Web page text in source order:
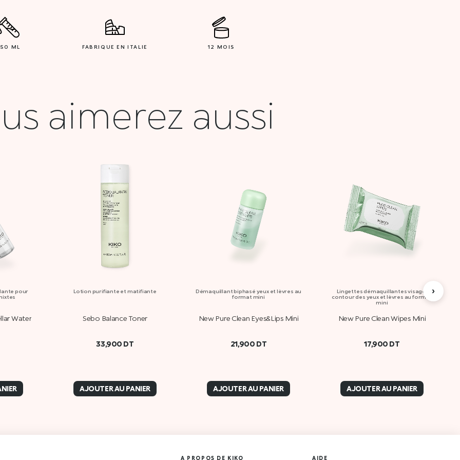
ML FABRIQUE EN ITALIE 12 MOIS
aimerez aussi
pour
Water
Lotion purifiante et matifiante
Sebo Balance Toner
33,900 DT
AJOUTER AU PANIER
Démaquillant biphasé yeux et lèvres au
format mini
New Pure Clean Eyes&Lips Mini
21,900 DT
AJOUTER AU PANIER
Lingettes démaquillantes visage,
contour des yeux et lèvres au format
mini
New Pure Clean Wipes Mini
17,900 DT
AJOUTER AU PANIER
›
A PROPOS DE KIKO AIDE